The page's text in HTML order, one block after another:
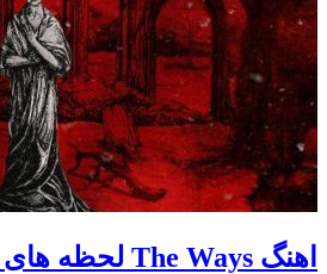
اهنگ The Ways لحظه های برهنه